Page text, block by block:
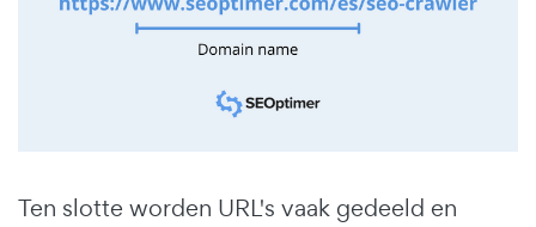
Ten slotte worden URL's vaak gedeeld en